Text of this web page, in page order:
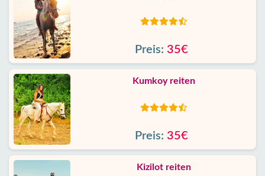
Preis: 35€
Kumkoy reiten
Preis: 35€
Kizilot reiten